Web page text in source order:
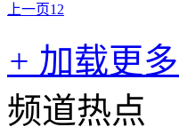
上一页1 2
+ 加载更
频道热点